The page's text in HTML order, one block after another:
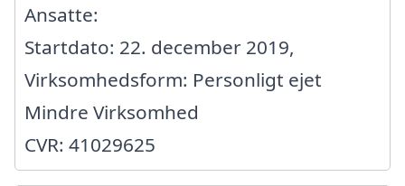
Ansatte:
Startdato: 22. december 2019,
Virksomhedsform: Personligt ejet
Mindre Virksomhed
CVR: 41029625